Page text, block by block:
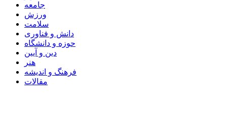
جامعه
ورزش
سلامت
دانش و فناوری
حوزه و دانشگاه
دین و آیین
هنر
فرهنگ و اندیشه
مقالات